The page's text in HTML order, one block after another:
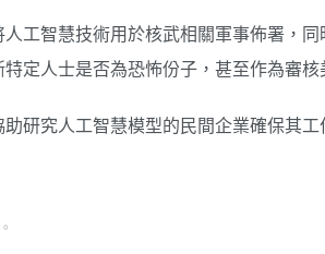
工智慧技術用於核武相關軍事佈署，
定人士是否為恐怖份子，甚至作為審核
研究人工智慧模型的民間企業確保其